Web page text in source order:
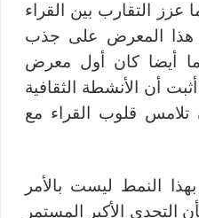
التقارب بين القراء
هذا المعرض على جذب
أيضا كان أول معرض
أن الأنشطة الثقافية
تلامس قلوب القراء مع
النمط ليست بالأمر
التحدي الأكبر المستمر